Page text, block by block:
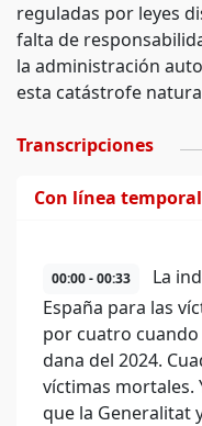
reguladas por leyes
falta de
la administración
esta catástrofe
Transcripciones
Con línea temporal
00:00 - 00:33
La
España para las
por cuatro
dana del 2024.
víctimas mortales.
que la Generalitat